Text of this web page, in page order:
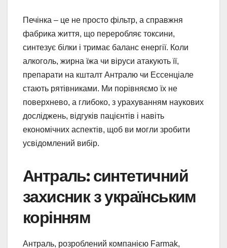
Печінка – це не просто фільтр, а справжня
фабрика життя, що переробляє токсини,
синтезує білки і тримає баланс енергії. Коли
алкоголь, жирна їжа чи віруси атакують її,
препарати на кшталт Антралю чи Ессенціале
стають рятівниками. Ми порівняємо їх не
поверхнево, а глибоко, з урахуванням наукових
досліджень, відгуків пацієнтів і навіть
економічних аспектів, щоб ви могли зробити
усвідомлений вибір.
Антраль: синтетичний
захисник з українським
корінням
Антраль, розроблений компанією Farmak,